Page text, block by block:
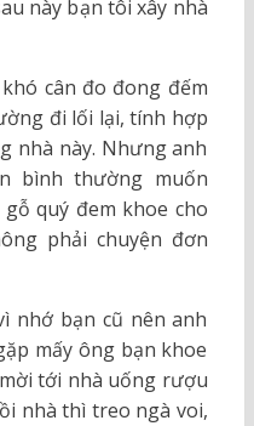
này bạn tôi xây nhà
cân đo đong đếm
đi lối lại, tính hợp
nhà này. Nhưng anh
bình thường muốn
quý đem khoe cho
phải chuyện đơn
nhớ bạn cũ nên anh
mấy ông bạn khoe
tới nhà uống rượu
nhà thì treo ngà voi,